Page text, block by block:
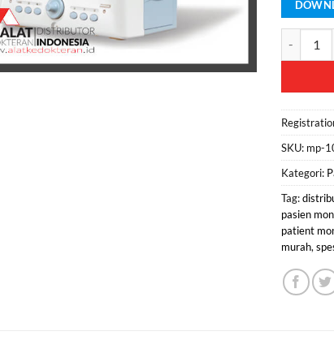
SKU: mp-
Kategori:
Tag:
pasien
patient
murah,